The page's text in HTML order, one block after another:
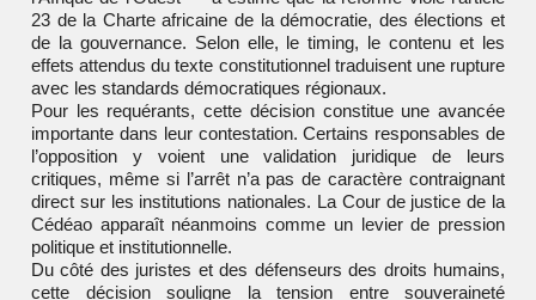
23 de la Charte africaine de la démocratie, des élections et
de la gouvernance. Selon elle, le timing, le contenu et les
effets attendus du texte constitutionnel traduisent une rupture
avec les standards démocratiques régionaux.
Pour les requérants, cette décision constitue une avancée
importante dans leur contestation. Certains responsables de
l’opposition y voient une validation juridique de leurs
critiques, même si l’arrêt n’a pas de caractère contraignant
direct sur les institutions nationales. La Cour de justice de la
Cédéao apparaît néanmoins comme un levier de pression
politique et institutionnelle.
Du côté des juristes et des défenseurs des droits humains,
cette décision souligne la tension entre souveraineté